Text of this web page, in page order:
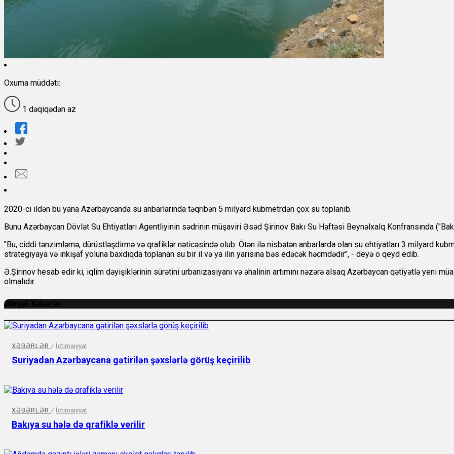
Oxuma müddəti:
1 dəqiqədən az
2020-ci ildən bu yana Azərbaycanda su anbarlarında təqribən 5 milyard kubmetrdən çox su toplanıb.
Bunu Azərbaycan Dövlət Su Ehtiyatları Agentliyinin sədrinin müşaviri Əsəd Şirinov Bakı Su Həftəsi Beynəlxalq Konfransında
"Bu, ciddi tənzimləmə, dürüstləşdirmə və qrafiklər nəticəsində olub. Ötən ilə nisbətən anbarlarda olan su ehtiyatları 3 milyard
strategiyaya və inkişaf yoluna baxdıqda toplanan su bir il və ya ilin yarısına bəs edəcək həcmdədir", - deyə o qeyd edib.
Ə.Şirinov hesab edir ki, iqlim dəyişiklərinin sürətini urbanizasiyanı və əhalinin artımını nəzərə alsaq Azərbaycan qətiyətlə yeni
olmalıdır.
Əlaqəli Xəbərlər
XƏBƏRLƏR / İctimaiyyət
Suriyadan Azərbaycana gətirilən şəxslərlə görüş keçirilib
XƏBƏRLƏR / İctimaiyyət
Bakıya su hələ də qrafiklə verilir